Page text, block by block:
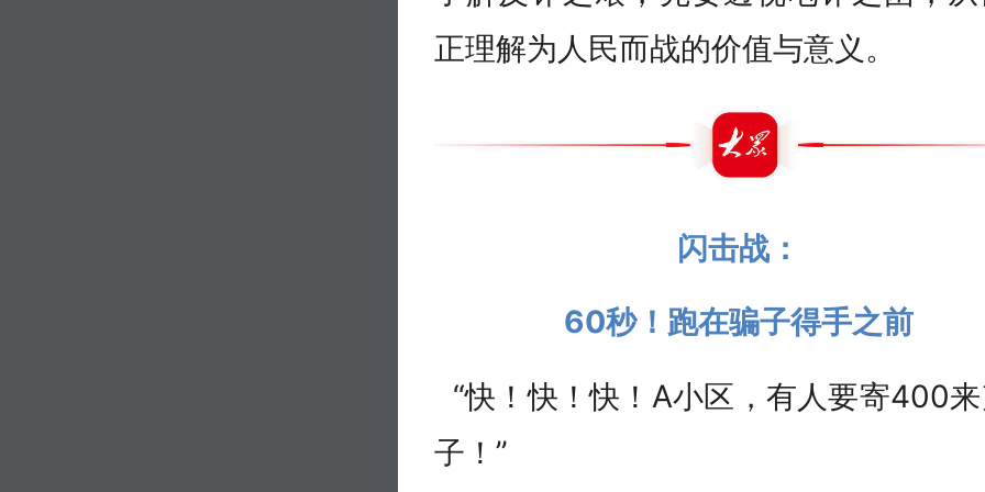
正理解为人民而战的价值与意义。
闪击战：
60秒！跑在骗子得手之前
“快！快！快！A小区，有人要寄400
子！”